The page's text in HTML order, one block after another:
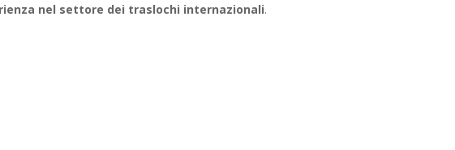
nel settore dei traslochi internazionali.